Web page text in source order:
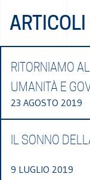
RITORNIAMO
UMANITÀ E
23 AGOSTO 2019
IL SONNO
9 LUGLIO 2019